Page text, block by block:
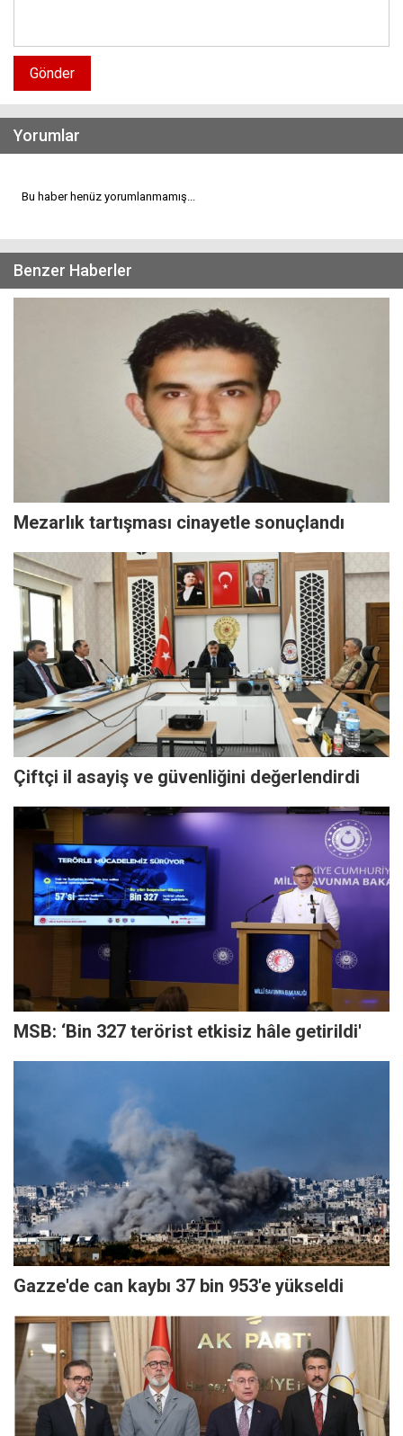
Gönder
Yorumlar
Bu haber henüz yorumlanmamış...
Benzer Haberler
Mezarlık tartışması cinayetle sonuçlandı
Çiftçi il asayiş ve güvenliğini değerlendirdi
MSB: ‘Bin 327 terörist etkisiz hâle getirildi'
Gazze'de can kaybı 37 bin 953'e yükseldi